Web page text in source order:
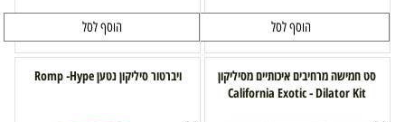
הוסף לסל הוסף לסל
סט חמישה מרחיבים איכותיים מסיליקון
California Exotic - Dilator Kit
ויברטור סיליקון נטען Romp -Hype